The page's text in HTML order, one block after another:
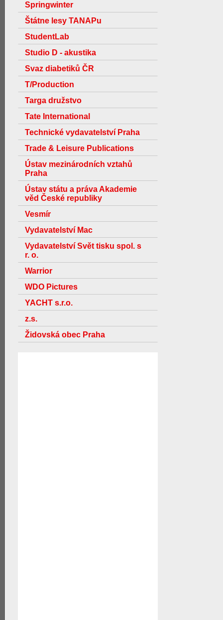
Springwinter
Štátne lesy TANAPu
StudentLab
Studio D - akustika
Svaz diabetiků ČR
T/Production
Targa družstvo
Tate International
Technické vydavatelství Praha
Trade & Leisure Publications
Ústav mezinárodních vztahů
Praha
Ústav státu a práva Akademie
věd České republiky
Vesmír
Vydavatelství Mac
Vydavatelství Svět tisku spol. s
r. o.
Warrior
WDO Pictures
YACHT s.r.o.
z.s.
Židovská obec Praha